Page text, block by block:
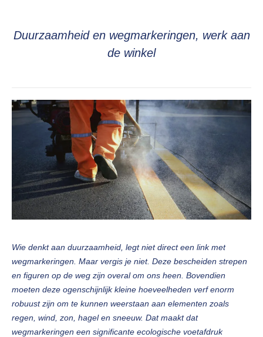
Duurzaamheid en wegmarkeringen, werk aan
de winkel
Wie denkt aan duurzaamheid, legt niet direct een link met
wegmarkeringen. Maar vergis je niet. Deze bescheiden strepen
en figuren op de weg zijn overal om ons heen. Bovendien
moeten deze ogenschijnlijk kleine hoeveelheden verf enorm
robuust zijn om te kunnen weerstaan aan elementen zoals
regen, wind, zon, hagel en sneeuw. Dat maakt dat
wegmarkeringen een significante ecologische voetafdruk